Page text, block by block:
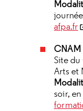
journée
afpa.fr
CNAM
Site
Arts et
soir,